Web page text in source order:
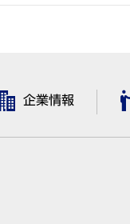
企業情報